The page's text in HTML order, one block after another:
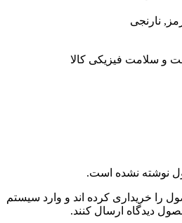
نارنجی
و سلامت فیزیکی کالا
نوشته نشده است.
را خریداری کرده اند و وارد سیستم
دیدگاه ارسال کنند.